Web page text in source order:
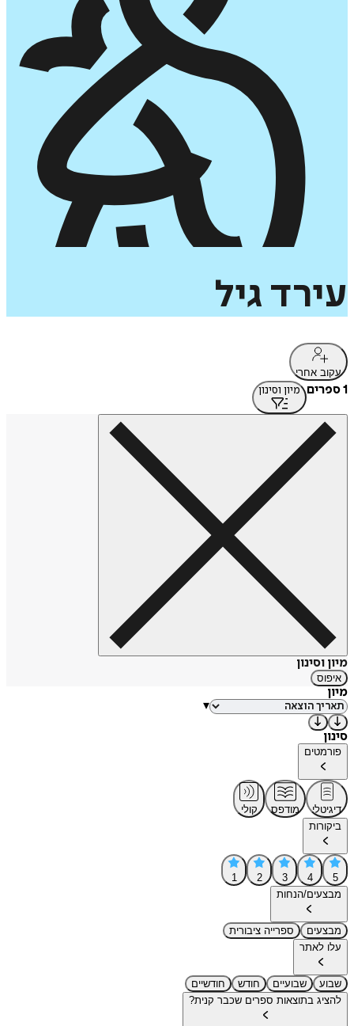
עירד גיל
עקוב אחרי
1 ספרים מיון וסינון
מיון וסינון
איפוס
מיון
▾
סינון
פורמטים
דיגיטלי מודפס
קולי
ביקורות
5
4
3
2
1
מבצעים/הנחות
מבצעים
ספרייה ציבורית
עלו לאתר
שבוע שבועיים חודש
חודשיים
להציג בתוצאות ספרים שכבר קנית?